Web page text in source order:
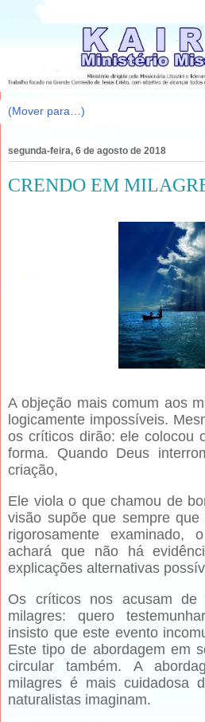
segunda-feira, 6 de agosto de 2018
CRENDO EM
A objeção mais comum aos
logicamente impossíveis.
os críticos dirão: ele colocou
forma. Quando Deus
criação,
Ele viola o que chamou de
visão supõe que sempre
rigorosamente examinado,
achará que não há
explicações alternativas
Os críticos nos acusam de
milagres: quero
insisto que este evento
Este tipo de abordagem em
circular também. A
milagres é mais cuidadosa
naturalistas imaginam.